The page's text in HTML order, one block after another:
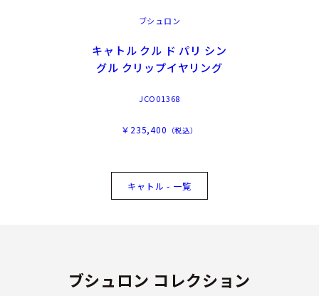
ブシュロン
キャトル クル ド パリ シン
グル クリップイヤリング
JCO01368
￥235,400 （税込）
キャトル - 一覧
ブシュロン コレクション